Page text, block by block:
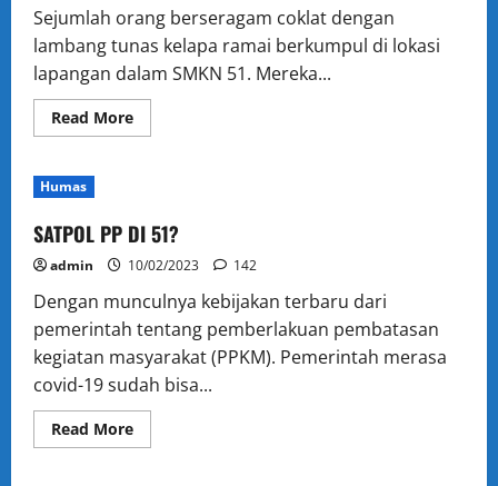
12
Sejumlah orang berseragam coklat dengan
lambang tunas kelapa ramai berkumpul di lokasi
lapangan dalam SMKN 51. Mereka...
Read MoreRead
more
DONG..
Humas
SATPOL PP DI 51?
admin 10/02/2023 142
Dengan munculnya kebijakan terbaru dari
pemerintah tentang pemberlakuan pembatasan
kegiatan masyarakat (PPKM). Pemerintah merasa
covid-19 sudah bisa...
Read MoreRead
more